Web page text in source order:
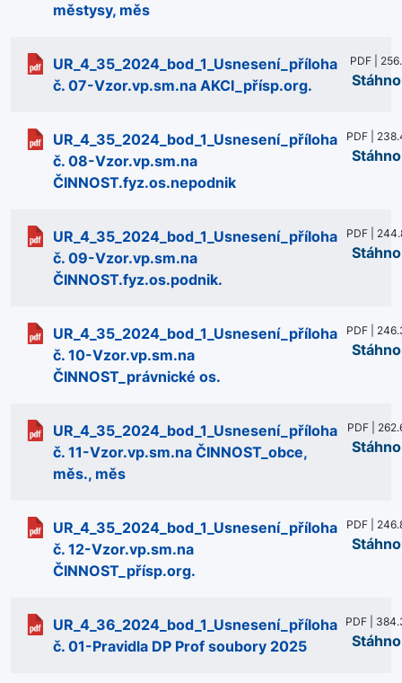
městysy, měs
UR_4_35_2024_bod_1_Usnesení_příloha
č. 07-Vzor.vp.sm.na AKCI_přísp.org.
PDF |
UR_4_35_2024_bod_1_Usnesení_příloha
č. 08-Vzor.vp.sm.na
ČINNOST.fyz.os.nepodnik
PDF |
UR_4_35_2024_bod_1_Usnesení_příloha
č. 09-Vzor.vp.sm.na
ČINNOST.fyz.os.podnik.
PDF |
UR_4_35_2024_bod_1_Usnesení_příloha
č. 10-Vzor.vp.sm.na
ČINNOST_právnické os.
PDF |
UR_4_35_2024_bod_1_Usnesení_příloha
č. 11-Vzor.vp.sm.na ČINNOST_obce,
měs., měs
PDF |
UR_4_35_2024_bod_1_Usnesení_příloha
č. 12-Vzor.vp.sm.na
ČINNOST_přísp.org.
PDF |
UR_4_36_2024_bod_1_Usnesení_příloha
č. 01-Pravidla DP Prof soubory 2025
PDF |